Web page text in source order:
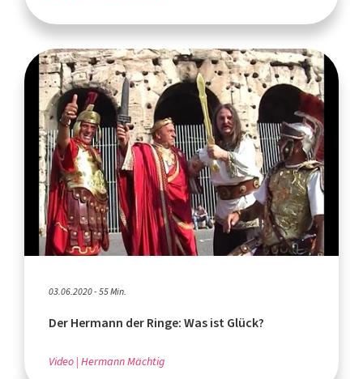
03.06.2020 - 55 Min.
Der Hermann der Ringe: Was ist Glück?
Video Hermann Mächtig